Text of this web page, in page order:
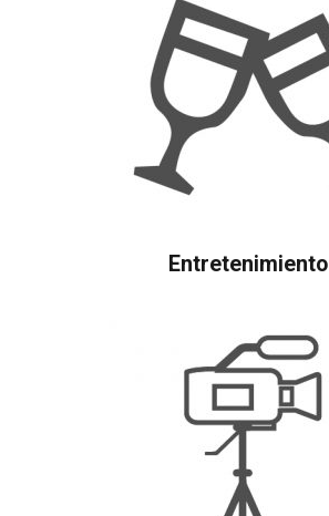
Entretenimiento